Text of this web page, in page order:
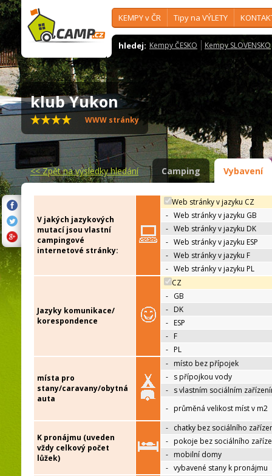
KEMPY v ČR Tipy na VÝLETY
hledej: Kempy ČESKO Kempy SLOVENSKO
klub Yukon
WWW stránky
<<Zpět na výsledky hledání Camping Vybavení
V jakých jazykových
mutací jsou vlastní
campingové
internetové stránky:
Web stránky v jazyku CZ
- Web stránky v jazyku GB
- Web stránky v jazyku DK
- Web stránky v jazyku ESP
- Web stránky v jazyku F
- Web stránky v jazyku PL
Jazyky komunikace/
korespondence
CZ
- GB
- DK
- ESP
- F
- PL
místa pro
stany/caravany/obytná
auta
- místo bez přípojek
- s přípojkou vody
- s vlastním sociálním
- průměná velikost míst v m2
K pronájmu (uveden
vždy celkový počet
lůžek)
- chatky bez sociálního
- pokoje bez sociálního
- mobilní domy
- vybavené stany k pronájmu